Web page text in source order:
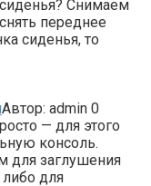
сиденья? Снимаем
переднее
сиденья, то
Автор: admin 0
— для этого
консоль.
для заглушения
либо для